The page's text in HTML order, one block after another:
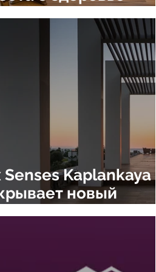
Indonesia
Senses Kaplankaya
новый
15 апреля и